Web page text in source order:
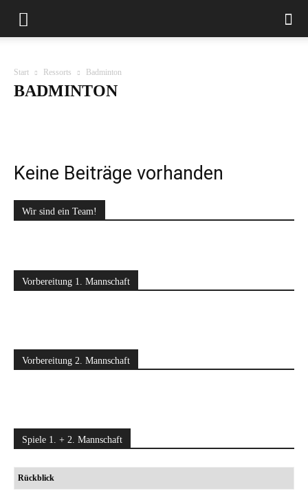
Start Ressorts Badminton
BADMINTON
Keine Beiträge vorhanden
Wir sind ein Team!
Vorbereitung 1. Mannschaft
Vorbereitung 2. Mannschaft
Spiele 1. + 2. Mannschaft
Rückblick